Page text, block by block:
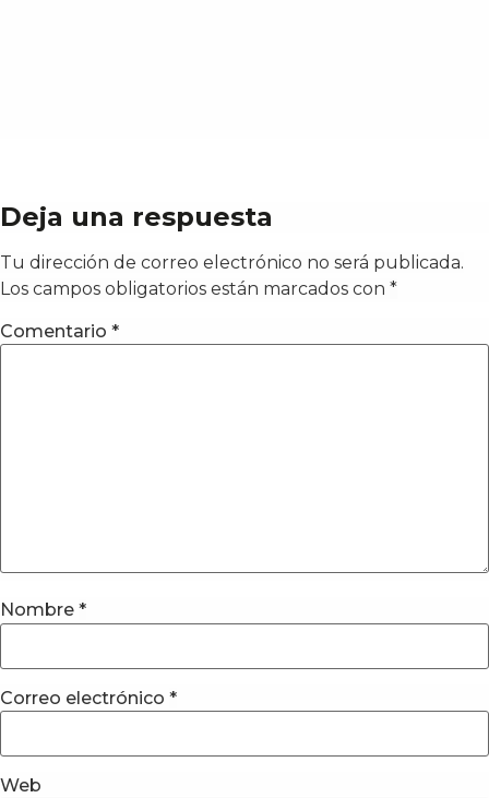
Deja una respuesta
Tu dirección de correo electrónico no será publicada.
Los campos obligatorios están marcados con *
Comentario *
Nombre *
Correo electrónico *
Web